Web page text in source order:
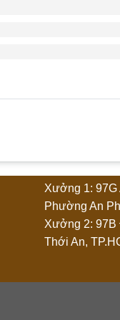
)
Xưởng 1:
Phường An
Xưởng 2:
Thới An,